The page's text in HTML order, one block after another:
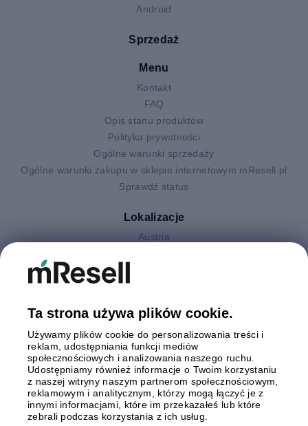
Android
Sprzedaż
Menu
Kontakt
FAQ
Opis stanu produktów
Polityka prywatności
Ogólne warunki sprzedaży
Ogólne warunki zakupu w sklepie internetowym mResell.pl
Sprawdź status
Lokalizacje
Austria
Polska
Szwecja
Wielka Brytania
Włochy
Płatności
Ta strona używa plików cookie.
Używamy plików cookie do personalizowania treści i
reklam, udostępniania funkcji mediów
społecznościowych i analizowania naszego ruchu.
Udostępniamy również informacje o Twoim korzystaniu
z naszej witryny naszym partnerom społecznościowym,
reklamowym i analitycznym, którzy mogą łączyć je z
innymi informacjami, które im przekazałeś lub które
zebrali podczas korzystania z ich usług.